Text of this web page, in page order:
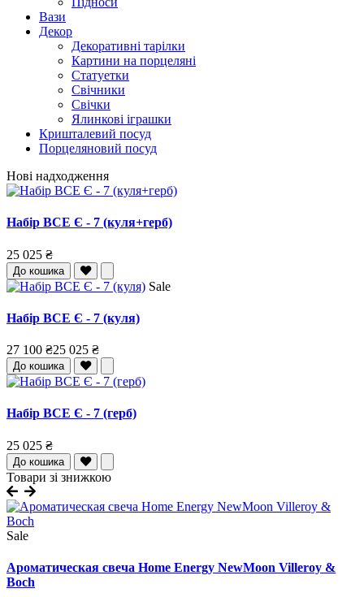
Вази
Декор
Декоративні тарілки
Картини на порцеляні
Статуетки
Свічники
Свічки
Ялинкові іграшки
Кришталевий посуд
Порцеляновий посуд
Нові надходження
Набір ВСЕ Є - 7 (куля+герб)
25 025 ₴
До кошика
Sale
Набір ВСЕ Є - 7 (куля)
27 100 ₴25 025 ₴
До кошика
Набір ВСЕ Є - 7 (герб)
25 025 ₴
До кошика
Товари зі знижкою
Sale
Ароматическая свеча Home Energy NewMoon Villeroy &
Boch